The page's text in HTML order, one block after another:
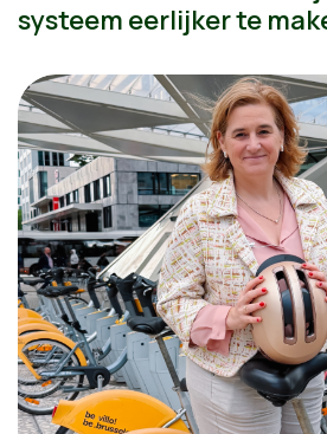
systeem eerlijker te